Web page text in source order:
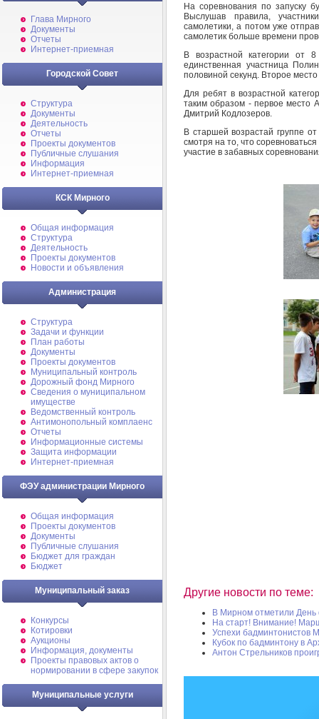
Глава Мирного
Документы
Отчеты
Интернет-приемная
Городской Совет
Структура
Документы
Деятельность
Отчеты
Проекты документов
Публичные слушания
Информация
Интернет-приемная
КСК Мирного
Общая информация
Структура
Деятельность
Проекты документов
Новости и объявления
Администрация
Структура
Задачи и функции
План работы
Документы
Проекты документов
Муниципальный контроль
Дорожный фонд Мирного
Cведения о муниципальном
имуществе
Ведомственный контроль
Антимонопольный комплаенс
Отчеты
Информационные системы
Защита информации
Интернет-приемная
ФЭУ администрации Мирного
Общая информация
Проекты документов
Документы
Публичные слушания
Бюджет для граждан
Бюджет
Муниципальный заказ
Конкурсы
Котировки
Аукционы
Информация, документы
Проекты правовых актов о
нормировании в сфере закупок
Муниципальные услуги
На соревнования по запуску
Выслушав правила,
самолетики, а потом уже
самолетик больше времени
В возрастной категории от
единственная участница
половиной секунд. Второе
Для ребят в возрастной
таким образом - первое место
Дмитрий Кодлозеров.
В старшей возрастай группе
смотря на то, что
участие в забавных
Другие новости по теме:
В Мирном отметили День
На старт! Внимание!
Успехи бадминтонистов
Кубок по бадминтону в
Антон Стрельников